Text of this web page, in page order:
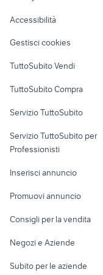
kia venga usata
mitsubishi pajero auto
Informatica
Console e
Fotografia
Telefonia
Accessibilità
Gestisci cookies
TuttoSubito Vendi
TuttoSubito Compra
Servizio TuttoSubito
Servizio TuttoSubito per
Professionisti
Inserisci annuncio
Promuovi annuncio
Consigli per la vendita
Negozi e Aziende
Subito per le aziende